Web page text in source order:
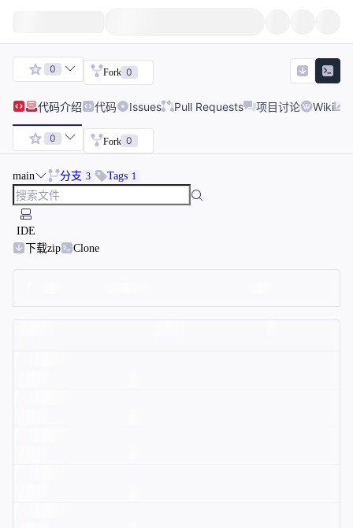
0 Fork 0
代码介绍 代码 Issues Pull Requests 项目讨论 Wiki
0 Fork 0
main 分支 3 Tags 1
IDE
下载zip
Clone